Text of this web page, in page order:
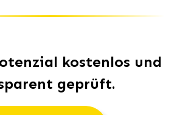
kostenlos und
geprüft.